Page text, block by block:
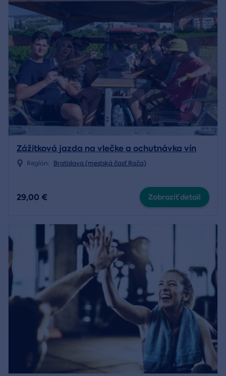
Zážitková jazda na vlečke a ochutnávka vín
Región: Bratislava (mestská časť Rača)
29,00 € Zobraziť detail